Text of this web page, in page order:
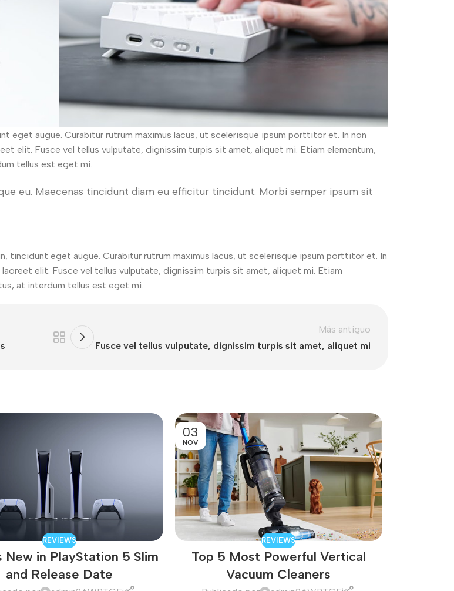
eget augue. Curabitur rutrum maximus lacus, ut scelerisque ipsum porttitor et. In non
elit. Fusce vel tellus vulputate, dignissim turpis sit amet, aliquet mi. Etiam elementum,
tellus est eget mi.
eu. Maecenas tincidunt diam eu efficitur tincidunt. Morbi semper ipsum sit
tincidunt eget augue. Curabitur rutrum maximus lacus, ut scelerisque ipsum porttitor et. In
elit. Fusce vel tellus vulputate, dignissim turpis sit amet, aliquet mi. Etiam
at interdum tellus est eget mi.
Más antiguo
Fusce vel tellus vulputate, dignissim turpis sit amet, aliquet mi
REVIEWS
New in PlayStation 5 Slim
and Release Date
03
NOV
REVIEWS
Top 5 Most Powerful Vertical
Vacuum Cleaners